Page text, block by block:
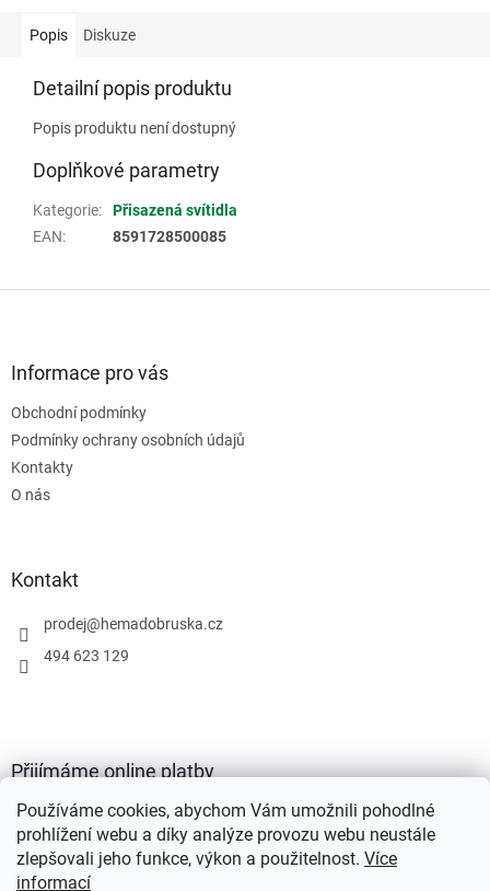
Používáme cookies, abychom Vám umožnili pohodlné
prohlížení webu a díky analýze provozu webu neustále
zlepšovali jeho funkce, výkon a použitelnost. Více
informací
Popis Diskuze
Detailní popis produktu
Popis produktu není dostupný
Doplňkové parametry
Kategorie:
Přisazená svítidla
EAN: 8591728500085
Informace pro vás
Obchodní podmínky
Podmínky ochrany osobních údajů
Kontakty
O nás
Kontakt
prodej@hemadobruska.cz
494 623 129
Přijímáme online platby